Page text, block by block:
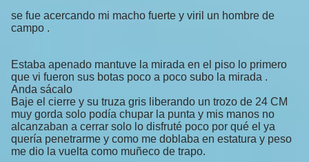
se fue acercando mi macho fuerte y viril un hombre de
campo .
Estaba apenado mantuve la mirada en el piso lo primero
que vi fueron sus botas poco a poco subo la mirada .
Anda sácalo
Baje el cierre y su truza gris liberando un trozo de 24 CM
muy gorda solo podía chupar la punta y mis manos no
alcanzaban a cerrar solo lo disfruté poco por qué el ya
quería penetrarme y como me doblaba en estatura y peso
me dio la vuelta como muñeco de trapo.